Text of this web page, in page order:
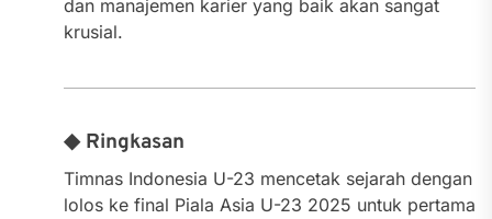
dan manajemen karier yang baik akan sangat
krusial.
◆ Ringkasan
Timnas Indonesia U-23 mencetak sejarah dengan
lolos ke final Piala Asia U-23 2025 untuk pertama